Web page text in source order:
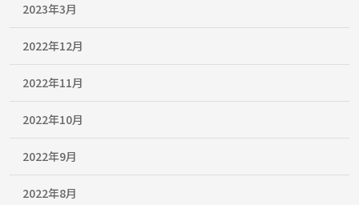
2023年3月
2022年12月
2022年11月
2022年10月
2022年9月
2022年8月